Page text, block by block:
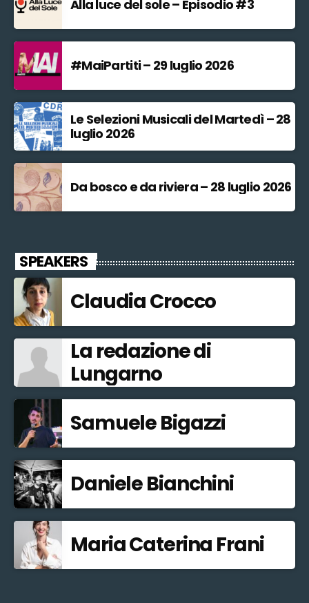
Alla luce del sole – Episodio #3
#MaiPartiti – 29 luglio 2026
Le Selezioni Musicali del Martedì – 28
luglio 2026
Da bosco e da riviera – 28 luglio 2026
SPEAKERS
Claudia Crocco
La redazione di
Lungarno
Samuele Bigazzi
Daniele Bianchini
Maria Caterina Frani